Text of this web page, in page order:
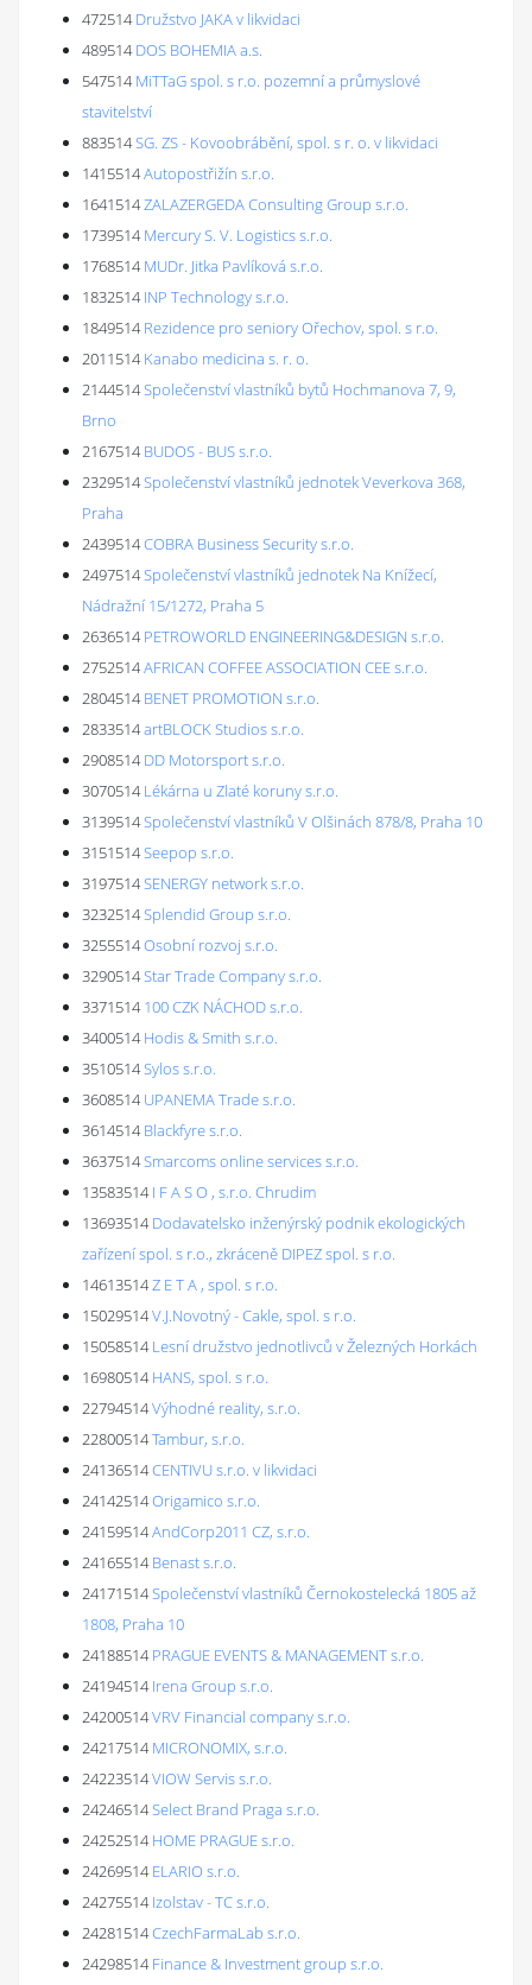
472514 Družstvo JAKA v likvidaci
489514 DOS BOHEMIA a.s.
547514 MiTTaG spol. s r.o. pozemní a průmyslové
stavitelství
883514SG. ZS - Kovoobrábění, spol. s r. o. v likvidaci
1415514Autopostřižín s.r.o.
1641514ZALAZERGEDA Consulting Group s.r.o.
1739514 Mercury S. V. Logistics s.r.o.
1768514 MUDr. Jitka Pavlíková s.r.o.
1832514 INP Technology s.r.o.
1849514 Rezidence pro seniory Ořechov, spol. s r.o.
2011514 Kanabo medicina s. r. o.
2144514Společenství vlastníků bytů Hochmanova 7, 9,
Brno
2167514 BUDOS - BUS s.r.o.
2329514Společenství vlastníků jednotek Veverkova 368,
Praha
2439514COBRA Business Security s.r.o.
2497514Společenství vlastníků jednotek Na Knížecí,
Nádražní 15/1272, Praha 5
2636514 PETROWORLD ENGINEERING&DESIGN s.r.o.
2752514AFRICAN COFFEE ASSOCIATION CEE s.r.o.
2804514 BENET PROMOTION s.r.o.
2833514artBLOCK Studios s.r.o.
2908514 DD Motorsport s.r.o.
3070514 Lékárna u Zlaté koruny s.r.o.
3139514Společenství vlastníků V Olšinách 878/8, Praha 10
3151514Seepop s.r.o.
3197514SENERGY network s.r.o.
3232514Splendid Group s.r.o.
3255514Osobní rozvoj s.r.o.
3290514Star Trade Company s.r.o.
3371514 100 CZK NÁCHOD s.r.o.
3400514 Hodis & Smith s.r.o.
3510514Sylos s.r.o.
3608514 UPANEMA Trade s.r.o.
3614514 Blackfyre s.r.o.
3637514Smarcoms online services s.r.o.
13583514 I F A S O , s.r.o. Chrudim
13693514 Dodavatelsko inženýrský podnik ekologických
zařízení spol. s r.o., zkráceně DIPEZ spol. s r.o.
14613514Z E T A , spol. s r.o.
15029514V.J.Novotný - Cakle, spol. s r.o.
15058514 Lesní družstvo jednotlivců v Železných Horkách
16980514 HANS, spol. s r.o.
22794514Výhodné reality, s.r.o.
22800514Tambur, s.r.o.
24136514CENTIVU s.r.o. v likvidaci
24142514Origamico s.r.o.
24159514AndCorp2011 CZ, s.r.o.
24165514 Benast s.r.o.
24171514Společenství vlastníků Černokostelecká 1805 až
1808, Praha 10
24188514 PRAGUE EVENTS & MANAGEMENT s.r.o.
24194514 Irena Group s.r.o.
24200514VRV Financial company s.r.o.
24217514 MICRONOMIX, s.r.o.
24223514VIOW Servis s.r.o.
24246514Select Brand Praga s.r.o.
24252514 HOME PRAGUE s.r.o.
24269514 ELARIO s.r.o.
24275514 Izolstav - TC s.r.o.
24281514CzechFarmaLab s.r.o.
24298514 Finance & Investment group s.r.o.